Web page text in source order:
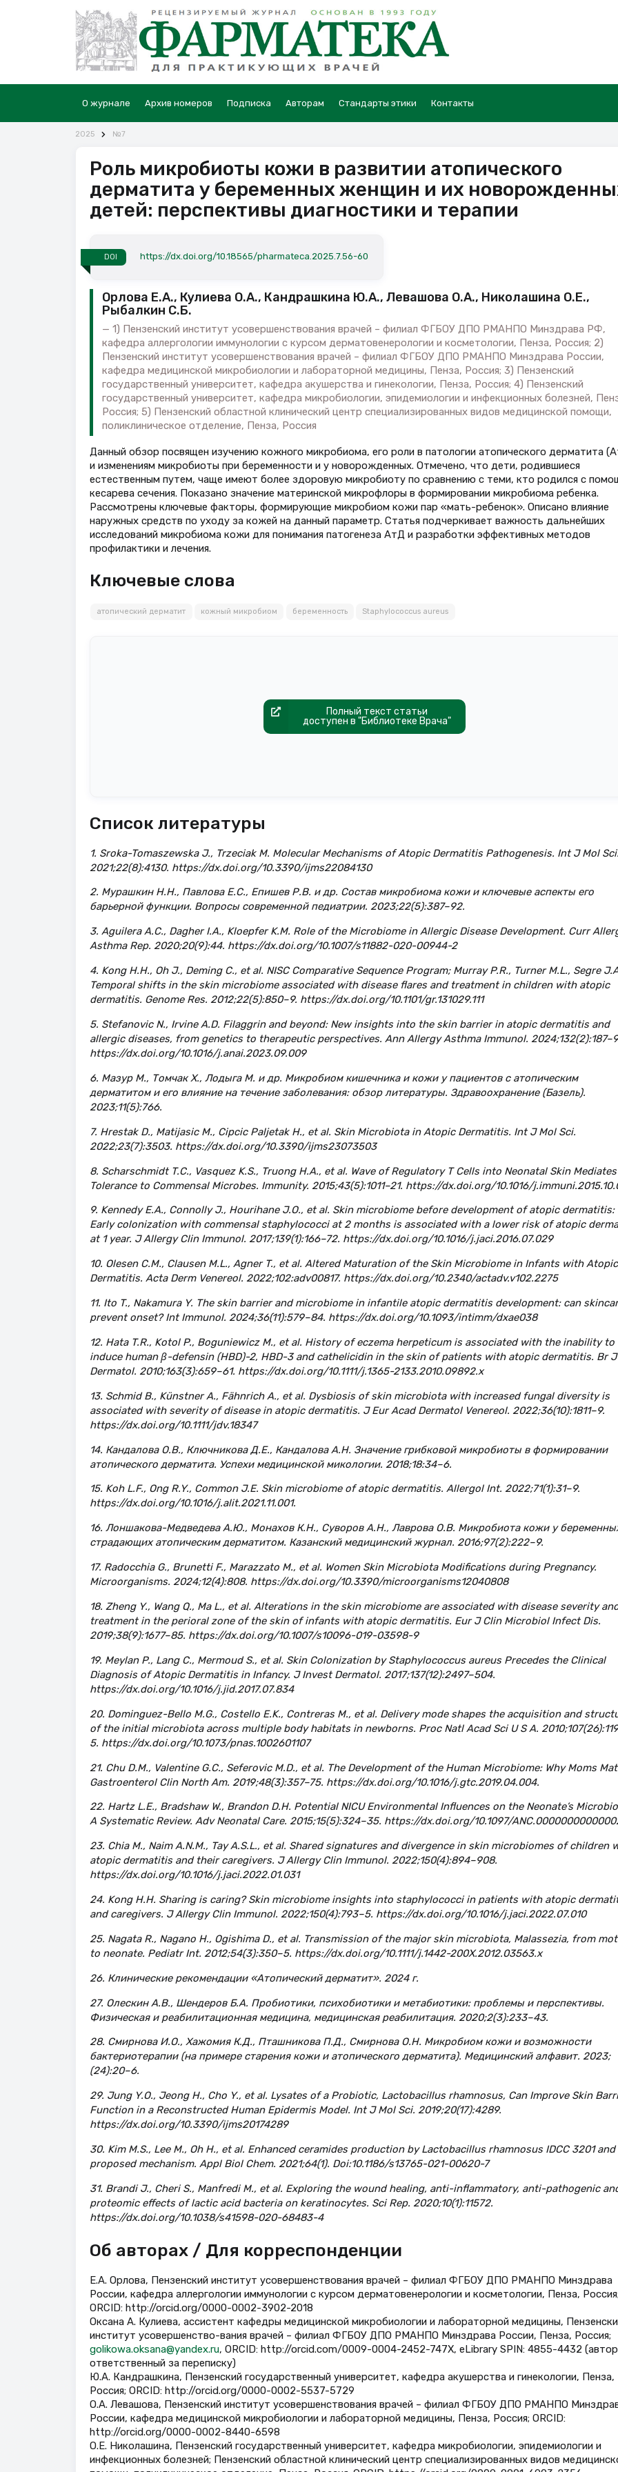
О журнале Архив номеров Подписка Авторам Стандарты этики Контакты
2025 №7
Роль микробиоты кожи в развитии атопического
дерматита у беременных женщин и их
детей: перспективы диагностики и терапии
DOI https://dx.doi.org/10.18565/pharmateca.2025.7.56-60
Орлова Е.А., Кулиева О.А., Кандрашкина Ю.А., Левашова О.А., Николашина О.Е.,
Рыбалкин С.Б.
1) Пензенский институт усовершенствования врачей – филиал ФГБОУ ДПО РМАНПО Минздрава РФ,
кафедра аллергологии иммунологии с курсом дерматовенерологии и косметологии, Пенза, Россия; 2)
Пензенский институт усовершенствования врачей – филиал ФГБОУ ДПО РМАНПО Минздрава России,
кафедра медицинской микробиологии и лабораторной медицины, Пенза, Россия; 3) Пензенский
государственный университет, кафедра акушерства и гинекологии, Пенза, Россия; 4) Пензенский
государственный университет, кафедра микробиологии, эпидемиологии и инфекционных болезней,
Россия; 5) Пензенский областной клинический центр специализированных видов медицинской помощи,
поликлиническое отделение, Пенза, Россия
Данный обзор посвящен изучению кожного микробиома, его роли в патологии атопического дерматита
и изменениям микробиоты при беременности и у новорожденных. Отмечено, что дети, родившиеся
естественным путем, чаще имеют более здоровую микробиоту по сравнению с теми, кто родился с
кесарева сечения. Показано значение материнской микрофлоры в формировании микробиома ребенка.
Рассмотрены ключевые факторы, формирующие микробиом кожи пар «мать-ребенок». Описано влияние
наружных средств по уходу за кожей на данный параметр. Статья подчеркивает важность дальнейших
исследований микробиома кожи для понимания патогенеза АтД и разработки эффективных методов
профилактики и лечения.
Ключевые слова
атопический дерматит кожный микробиом беременность Staphylococcus aureus
Полный текст статьи
доступен в "Библиотеке Врача"
Список литературы
1. Sroka-Tomaszewska J., Trzeciak M. Molecular Mechanisms of Atopic Dermatitis Pathogenesis. Int J Mol
2021;22(8):4130. https://dx.doi.org/10.3390/ijms22084130
2. Мурашкин Н.Н., Павлова Е.С., Епишев Р.В. и др. Состав микробиома кожи и ключевые аспекты его
барьерной функции. Вопросы современной педиатрии. 2023;22(5):387–92.
3. Aguilera A.C., Dagher I.A., Kloepfer K.M. Role of the Microbiome in Allergic Disease Development. Curr
Asthma Rep. 2020;20(9):44. https://dx.doi.org/10.1007/s11882-020-00944-2
4. Kong H.H., Oh J., Deming C., et al. NISC Comparative Sequence Program; Murray P.R., Turner M.L., Segre
Temporal shifts in the skin microbiome associated with disease flares and treatment in children with atopic
dermatitis. Genome Res. 2012;22(5):850–9. https://dx.doi.org/10.1101/gr.131029.111
5. Stefanovic N., Irvine A.D. Filaggrin and beyond: New insights into the skin barrier in atopic dermatitis and
allergic diseases, from genetics to therapeutic perspectives. Ann Allergy Asthma Immunol.
https://dx.doi.org/10.1016/j.anai.2023.09.009
6. Мазур М., Томчак Х., Лодыга М. и др. Микробиом кишечника и кожи у пациентов с атопическим
дерматитом и его влияние на течение заболевания: обзор литературы. Здравоохранение (Базель).
2023;11(5):766.
7. Hrestak D., Matijasic M., Cipcic Paljetak H., et al. Skin Microbiota in Atopic Dermatitis. Int J Mol Sci.
2022;23(7):3503. https://dx.doi.org/10.3390/ijms23073503
8. Scharschmidt T.C., Vasquez K.S., Truong H.A., et al. Wave of Regulatory T Cells into Neonatal Skin Mediates
Tolerance to Commensal Microbes. Immunity. 2015;43(5):1011–21. https://dx.doi.org/10.1016/
9. Kennedy E.A., Connolly J., Hourihane J.O., et al. Skin microbiome before development of atopic dermatitis:
Early colonization with commensal staphylococci at 2 months is associated with a lower risk of atopic
at 1 year. J Allergy Clin Immunol. 2017;139(1):166–72. https://dx.doi.org/10.1016/j.jaci.2016.07.029
10. Olesen C.M., Clausen M.L., Agner T., et al. Altered Maturation of the Skin Microbiome in Infants with Atopic
Dermatitis. Acta Derm Venereol. 2022;102:adv00817. https://dx.doi.org/10.2340/actadv.v102.2275
11. Ito T., Nakamura Y. The skin barrier and microbiome in infantile atopic dermatitis development: can
prevent onset? Int Immunol. 2024;36(11):579–84. https://dx.doi.org/10.1093/intimm/dxae038
12. Hata T.R., Kotol P., Boguniewicz M., et al. History of eczema herpeticum is associated with the inability to
induce human β-defensin (HBD)-2, HBD-3 and cathelicidin in the skin of patients with atopic dermatitis. Br J
Dermatol. 2010;163(3):659–61. https://dx.doi.org/10.1111/j.1365-2133.2010.09892.x
13. Schmid B., Künstner A., Fähnrich A., et al. Dysbiosis of skin microbiota with increased fungal diversity is
associated with severity of disease in atopic dermatitis. J Eur Acad Dermatol Venereol. 2022;36(10):1811–9.
https://dx.doi.org/10.1111/jdv.18347
14. Кандалова О.В., Ключникова Д.Е., Кандалова А.Н. Значение грибковой микробиоты в формировании
атопического дерматита. Успехи медицинской микологии. 2018;18:34–6.
15. Koh L.F., Ong R.Y., Common J.E. Skin microbiome of atopic dermatitis. Allergol Int. 2022;71(1):31–9.
https://dx.doi.org/10.1016/j.alit.2021.11.001.
16. Лоншакова-Медведева А.Ю., Монахов К.Н., Суворов А.Н., Лаврова О.В. Микробиота кожи у
страдающих атопическим дерматитом. Казанский медицинский журнал. 2016;97(2):222–9.
17. Radocchia G., Brunetti F., Marazzato M., et al. Women Skin Microbiota Modifications during Pregnancy.
Microorganisms. 2024;12(4):808. https://dx.doi.org/10.3390/microorganisms12040808
18. Zheng Y., Wang Q., Ma L., et al. Alterations in the skin microbiome are associated with disease severity
treatment in the perioral zone of the skin of infants with atopic dermatitis. Eur J Clin Microbiol Infect Dis.
2019;38(9):1677–85. https://dx.doi.org/10.1007/s10096-019-03598-9
19. Meylan P., Lang C., Mermoud S., et al. Skin Colonization by Staphylococcus aureus Precedes the Clinical
Diagnosis of Atopic Dermatitis in Infancy. J Invest Dermatol. 2017;137(12):2497–504.
https://dx.doi.org/10.1016/j.jid.2017.07.834
20. Dominguez-Bello M.G., Costello E.K., Contreras M., et al. Delivery mode shapes the acquisition and
of the initial microbiota across multiple body habitats in newborns. Proc Natl Acad Sci U S A.
5. https://dx.doi.org/10.1073/pnas.1002601107
21. Chu D.M., Valentine G.C., Seferovic M.D., et al. The Development of the Human Microbiome: Why Moms
Gastroenterol Clin North Am. 2019;48(3):357–75. https://dx.doi.org/10.1016/j.gtc.2019.04.004.
22. Hartz L.E., Bradshaw W., Brandon D.H. Potential NICU Environmental Influences on the Neonate’s
A Systematic Review. Adv Neonatal Care. 2015;15(5):324–35. https://dx.doi.org/10.1097/
23. Chia M., Naim A.N.M., Tay A.S.L., et al. Shared signatures and divergence in skin microbiomes of children
atopic dermatitis and their caregivers. J Allergy Clin Immunol. 2022;150(4):894–908.
https://dx.doi.org/10.1016/j.jaci.2022.01.031
24. Kong H.H. Sharing is caring? Skin microbiome insights into staphylococci in patients with atopic
and caregivers. J Allergy Clin Immunol. 2022;150(4):793–5. https://dx.doi.org/10.1016/j.jaci.2022.07.010
25. Nagata R., Nagano H., Ogishima D., et al. Transmission of the major skin microbiota, Malassezia, from
to neonate. Pediatr Int. 2012;54(3):350–5. https://dx.doi.org/10.1111/j.1442-200X.2012.03563.x
26. Клинические рекомендации «Атопический дерматит». 2024 г.
27. Олескин А.В., Шендеров Б.А. Пробиотики, психобиотики и метабиотики: проблемы и перспективы.
Физическая и реабилитационная медицина, медицинская реабилитация. 2020;2(3):233–43.
28. Смирнова И.О., Хажомия К.Д., Пташникова П.Д., Смирнова О.Н. Микробиом кожи и возможности
бактериотерапии (на примере старения кожи и атопического дерматита). Медицинский алфавит. 2023;
(24):20–6.
29. Jung Y.O., Jeong H., Cho Y., et al. Lysates of a Probiotic, Lactobacillus rhamnosus, Can Improve Skin
Function in a Reconstructed Human Epidermis Model. Int J Mol Sci. 2019;20(17):4289.
https://dx.doi.org/10.3390/ijms20174289
30. Kim M.S., Lee M., Oh H., et al. Enhanced ceramides production by Lactobacillus rhamnosus IDCC 3201
proposed mechanism. Appl Biol Chem. 2021;64(1). Doi:10.1186/s13765-021-00620-7
31. Brandi J., Cheri S., Manfredi M., et al. Exploring the wound healing, anti-inflammatory, anti-pathogenic
proteomic effects of lactic acid bacteria on keratinocytes. Sci Rep. 2020;10(1):11572.
https://dx.doi.org/10.1038/s41598-020-68483-4
Об авторах / Для корреспонденции
Е.А. Орлова, Пензенский институт усовершенствования врачей – филиал ФГБОУ ДПО РМАНПО Минздрава
России, кафедра аллергологии иммунологии с курсом дерматовенерологии и косметологии, Пенза,
ORCID: http://orcid.org/0000-0002-3902-2018
Оксана А. Кулиева, ассистент кафедры медицинской микробиологии и лабораторной медицины,
институт усовершенство-вания врачей – филиал ФГБОУ ДПО РМАНПО Минздрава России, Пенза, Россия;
golikowa.oksana@yandex.ru, ORCID: http://orcid.com/0009-0004-2452-747X, eLibrary SPIN: 4855-4432
ответственный за переписку)
Ю.А. Кандрашкина, Пензенский государственный университет, кафедра акушерства и гинекологии, Пенза,
Россия; ORCID: http://orcid.org/0000-0002-5537-5729
О.А. Левашова, Пензенский институт усовершенствования врачей – филиал ФГБОУ ДПО РМАНПО
России, кафедра медицинской микробиологии и лабораторной медицины, Пенза, Россия; ORCID:
http://orcid.org/0000-0002-8440-6598
О.Е. Николашина, Пензенский государственный университет, кафедра микробиологии, эпидемиологии и
инфекционных болезней; Пензенский областной клинический центр специализированных видов